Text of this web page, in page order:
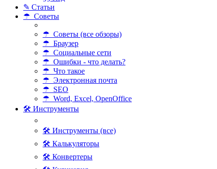
✎ Статьи
☂ Советы
☂ Советы (все обзоры)
☂ Браузер
☂ Социальные сети
☂ Ошибки - что делать?
☂ Что такое
☂ Электронная почта
☂ SEO
☂ Word, Excel, OpenOffice
🛠 Инструменты
🛠 Инструменты (все)
🛠 Калькуляторы
🛠 Конвертеры